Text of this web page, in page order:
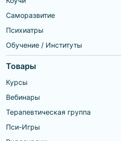
ресурсы», «Как научиться
говорить Нет»,
«Ограничивающие убеждения:
что мешает любви, деньгам,
успеху», «Жизненный баланс»,
Авторские курсы: «Стань
Стройной», «Осознанная
сердцем и жду встречи с тобой.
Саморазвитие
Психиатры
Обучение / Институты
Товары
Курсы
Вебинары
Терапевтическая группа
Пси-Игры